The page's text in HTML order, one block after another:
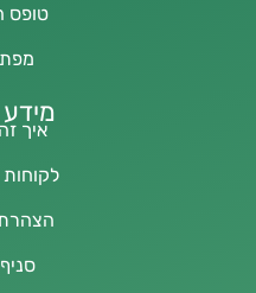
טופס
איך
סניף USA